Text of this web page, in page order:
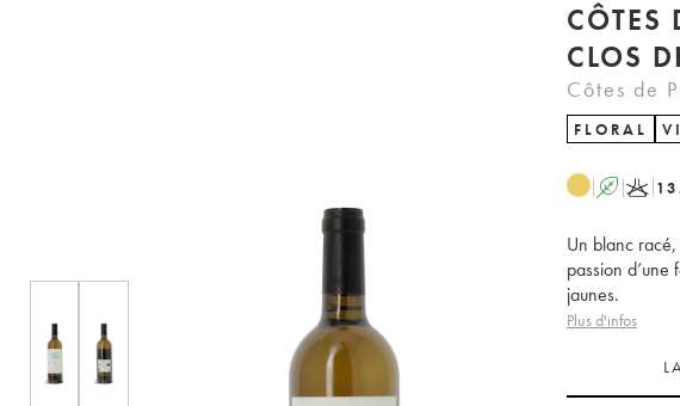
CÔTES
Côtes de
FLORAL
A K
Un blanc
passion
jaunes.
Plus d'infos